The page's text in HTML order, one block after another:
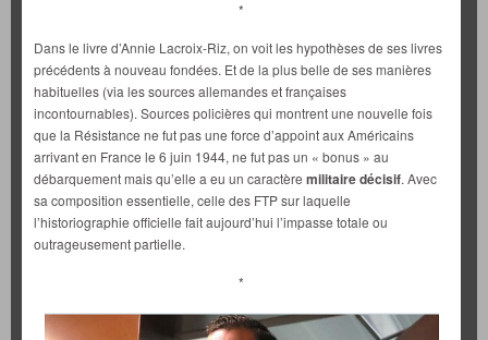
*
Dans le livre d’Annie Lacroix-Riz, on voit les hypothèses de ses livres
précédents à nouveau fondées. Et de la plus belle de ses manières
habituelles (via les sources allemandes et françaises
incontournables). Sources policières qui montrent une nouvelle fois
que la Résistance ne fut pas une force d’appoint aux Américains
arrivant en France le 6 juin 1944, ne fut pas un « bonus » au
débarquement mais qu’elle a eu un caractère militaire décisif. Avec
sa composition essentielle, celle des FTP sur laquelle
l’historiographie officielle fait aujourd’hui l’impasse totale ou
outrageusement partielle.
*